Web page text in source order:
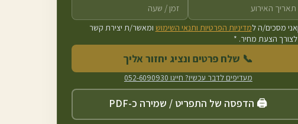
אני מסכים/ה למדיניות הפרטיות ותנאי השימוש ומאשר/ת יצירת קשר
לצורך הצעת מחיר. *
📞 שלח פרטים ונציג יחזור אליך
מעדיפים לדבר עכשיו? חייגו 052-6090930
🖨️ הדפסה של התפריט / שמירה כ-PDF